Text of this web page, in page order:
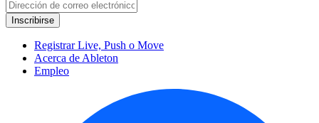
Registrar Live, Push o Move
Acerca de Ableton
Empleo